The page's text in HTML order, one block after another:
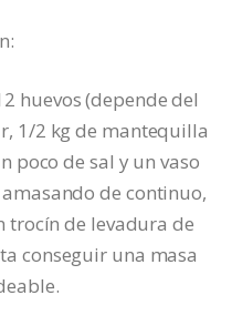
huevos (depende del
1/2 kg de mantequilla
poco de sal y un vaso
de continuo,
trocín de levadura de
conseguir una masa